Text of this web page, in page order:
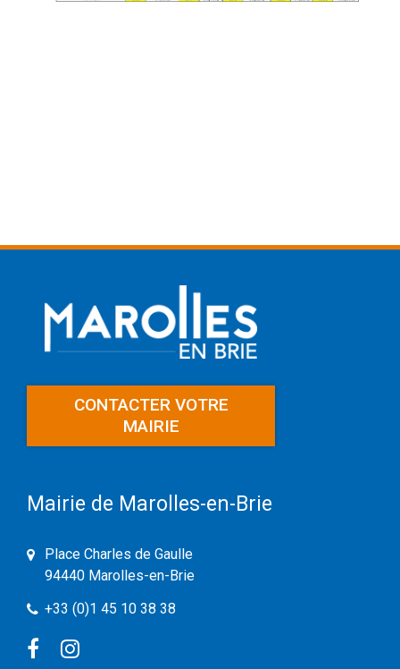
CONTACTER VOTRE
MAIRIE
Mairie de Marolles-en-Brie
Place Charles de Gaulle
94440 Marolles-en-Brie
+33 (0)1 45 10 38 38
FacebookInstagram